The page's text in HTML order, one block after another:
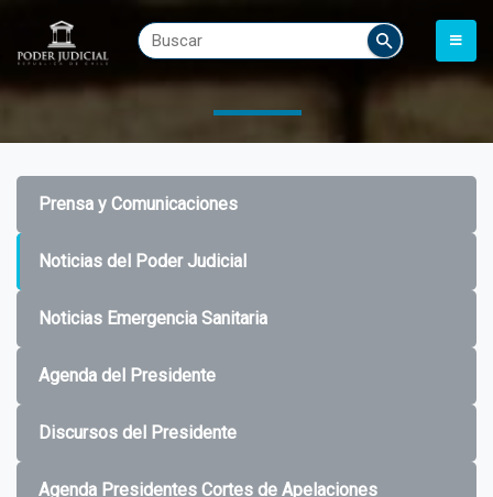
Prensa y Comunicaciones
Noticias del Poder Judicial
Noticias Emergencia Sanitaria
Agenda del Presidente
Discursos del Presidente
Agenda Presidentes Cortes de Apelaciones